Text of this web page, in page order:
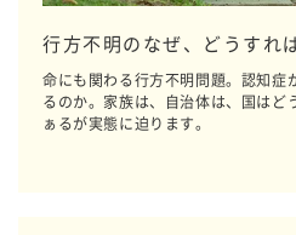
行方不明のなぜ、どうすれ
命にも関わる行方不明問題。認知症
るのか。家族は、自治体は、国はど
ぁるが実態に迫ります。